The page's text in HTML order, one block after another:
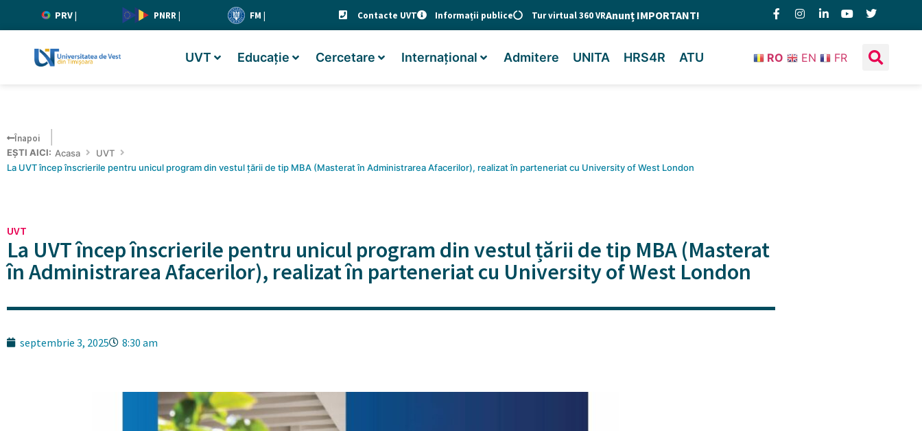
PRV| PNRR| FM | Contacte UVT Informații publice Tur virtual 360 VRAnunț IMPORTANT!
UVT Educație Cercetare Internațional Admitere UNITA HRS4R ATU RO EN FR
Înapoi
EȘTI AICI: Acasa
UVT
La UVT încep înscrierile pentru unicul program din vestul țării de tip MBA (Masterat în Administrarea Afacerilor), realizat în parteneriat cu University of West London
UVT
La UVT încep înscrierile pentru unicul program din vestul țării de tip MBA (Masterat
în Administrarea Afacerilor), realizat în parteneriat cu University of West London
septembrie 3, 2025 8:30 am